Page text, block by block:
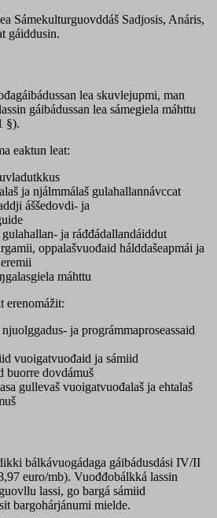
Sámekulturguovddáš Sadjosis, Anáris,
gáiddusin.
lea skuvlejupmi, man
gáibádussan lea sámegiela máhttu
§).
eaktun leat:
ja njálmmálaš gulahallannávccat
áššedovdi- ja
ja ráđđádallandáiddut
oppalašvuođaid hálddašeapmái ja
máhttu
erenomážit:
ja prográmmaproseassaid
vuoigatvuođaid ja sámiid
dovdámuš
gullevaš vuoigatvuođalaš ja ehtalaš
bálkávuogádaga gáibádusdási IV/II
euro/mb). Vuođđobálkká lassin
lassi, go bargá sámiid
bargohárjánumi mielde.